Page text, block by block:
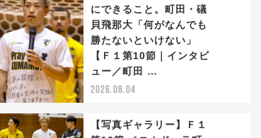
にできること。町田・礒
貝飛那大「何がなんでも
勝たないといけない」
【Ｆ１第10節｜インタビ
ュー／町田 …
2026.08.04
【写真ギャラリー】Ｆ１